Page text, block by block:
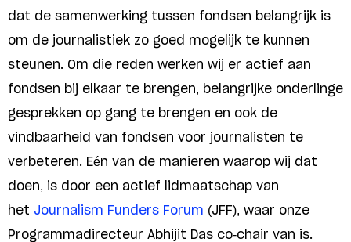
dat de samenwerking tussen fondsen belangrijk is
om de journalistiek zo goed mogelijk te kunnen
steunen. Om die reden werken wij er actief aan
fondsen bij elkaar te brengen, belangrijke onderlinge
gesprekken op gang te brengen en ook de
vindbaarheid van fondsen voor journalisten te
verbeteren. Eén van de manieren waarop wij dat
doen, is door een actief lidmaatschap van
het Journalism Funders Forum (JFF), waar onze
Programmadirecteur Abhijit Das co-chair van is.